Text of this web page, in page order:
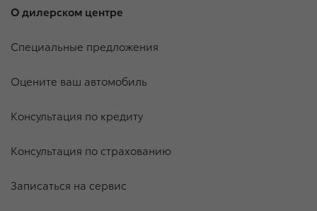
О дилерском центре
Специальные предложения
Оцените ваш автомобиль
Консультация по кредиту
Консультация по страхованию
Записаться на сервис